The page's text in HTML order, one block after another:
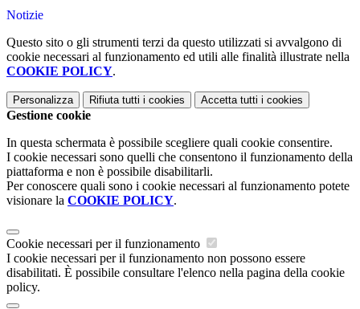
Notizie
Questo sito o gli strumenti terzi da questo utilizzati si avvalgono di
cookie necessari al funzionamento ed utili alle finalità illustrate nella
COOKIE POLICY.
Personalizza Rifiuta tutti i cookies Accetta tutti i cookies
Gestione cookie
In questa schermata è possibile scegliere quali cookie consentire.
I cookie necessari sono quelli che consentono il funzionamento della
piattaforma e non è possibile disabilitarli.
Per conoscere quali sono i cookie necessari al funzionamento potete
visionare la COOKIE POLICY.
Cookie necessari per il funzionamento
I cookie necessari per il funzionamento non possono essere
disabilitati. È possibile consultare l'elenco nella pagina della cookie
policy.